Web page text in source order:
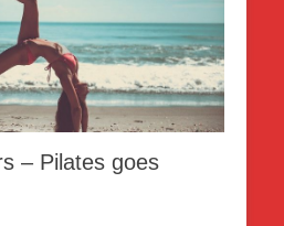
– Pilates goes